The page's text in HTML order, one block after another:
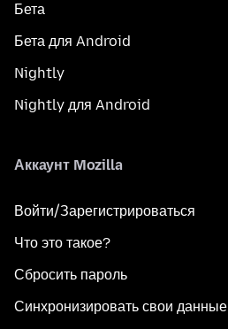
Бета
Бета для Android
Nightly
Nightly для Android
Аккаунт Mozilla
Войти/Зарегистрироваться
Что это такое?
Сбросить пароль
Синхронизировать свои данные